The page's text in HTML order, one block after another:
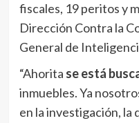
fiscales, 19 peritos y
Dirección Contra la
General de
“Ahorita se está
inmuebles. Ya
en la investigación, la